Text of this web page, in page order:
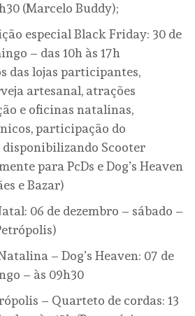
(Marcelo Buddy);
especial Black Friday: 30 de
– das 10h às 17h
das lojas participantes,
artesanal, atrações
e oficinas natalinas,
participação do
Scooter
para PcDs e Dog’s Heaven
e Bazar)
06 de dezembro – sábado –
– Dog’s Heaven: 07 de
– às 09h30
– Quarteto de cordas: 13